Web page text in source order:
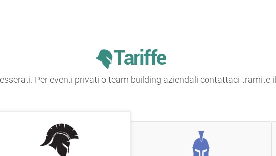
Tariffe
Per eventi privati o team building aziendali contattaci tramite il